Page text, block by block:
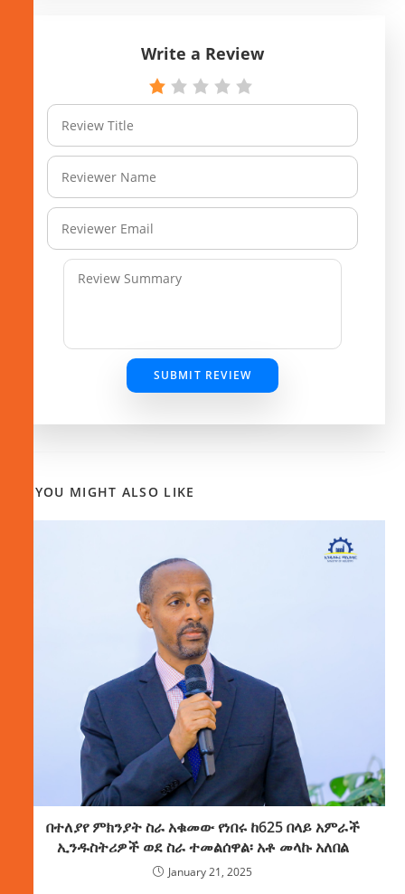
Write a Review
SUBMIT REVIEW
YOU MIGHT ALSO LIKE
በተለያየ ምክንያት ስራ አቁመው የነበሩ ከ625 በላይ አምራች
ኢንዱስትሪዎች ወደ ስራ ተመልሰዋል፡ አቶ መላኩ አለበል
January 21, 2025